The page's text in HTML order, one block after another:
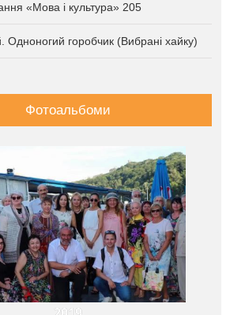
«Мова і культура» 205
Одноногий горобчик (Вибрані хайку)
Фотоальбоми